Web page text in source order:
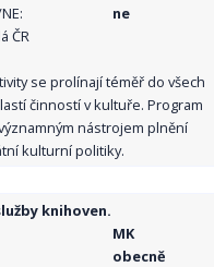
ne
ČR
se prolínají téměř do všech
činností v kultuře. Program
nástrojem plnění
kulturní politiky.
knihoven.
MK
obecně